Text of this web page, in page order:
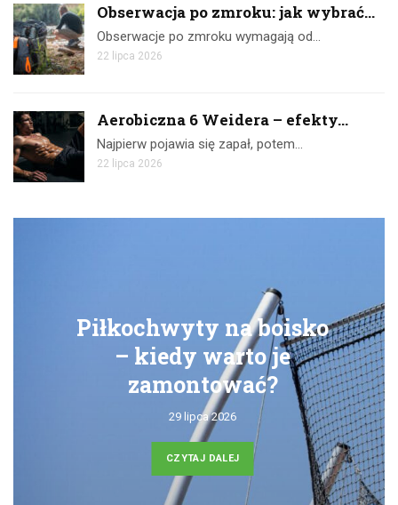
Obserwacja po zmroku: jak wybrać...
Obserwacje po zmroku wymagają od…
22 lipca 2026
Aerobiczna 6 Weidera – efekty...
Najpierw pojawia się zapał, potem…
22 lipca 2026
boisko
Ćwiczenia z
skuteczny
domu
24 lipca 2026
CZYTAJ DALEJ